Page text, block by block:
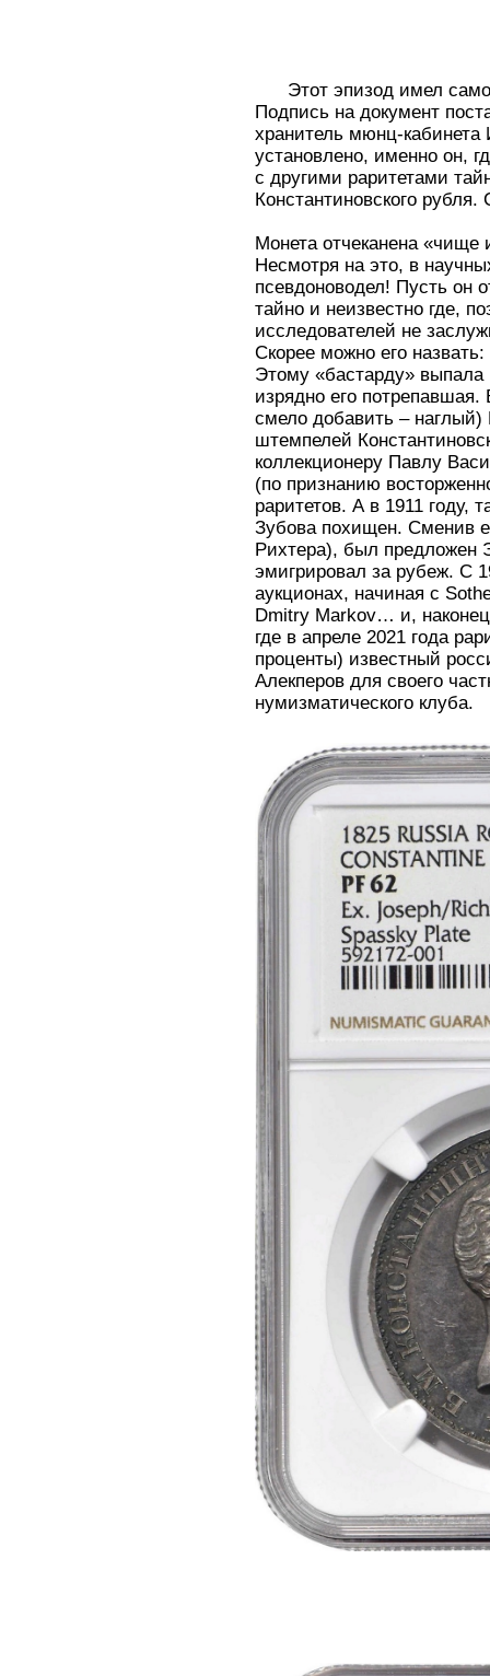
Этот эпизод имел
Подпись на документ
хранитель мюнц-кабинета
установлено, именно он,
с другими раритетами
Константиновского
Монета отчеканена «чище
Несмотря на это, в
псевдоноводел! Пусть он
тайно и неизвестно где,
исследователей не
Скорее можно его
Этому «бастарду» выпала
изрядно его
смело добавить – наглый)
штемпелей
коллекционеру Павлу
(по признанию
раритетов. А в 1911 году,
Зубова похищен. Сменив
Рихтера), был предложен
эмигрировал за рубеж. С
аукционах, начиная с
Dmitry Markov… и,
где в апреле 2021 года
проценты) известный
Алекперов для своего
нумизматического клуба.